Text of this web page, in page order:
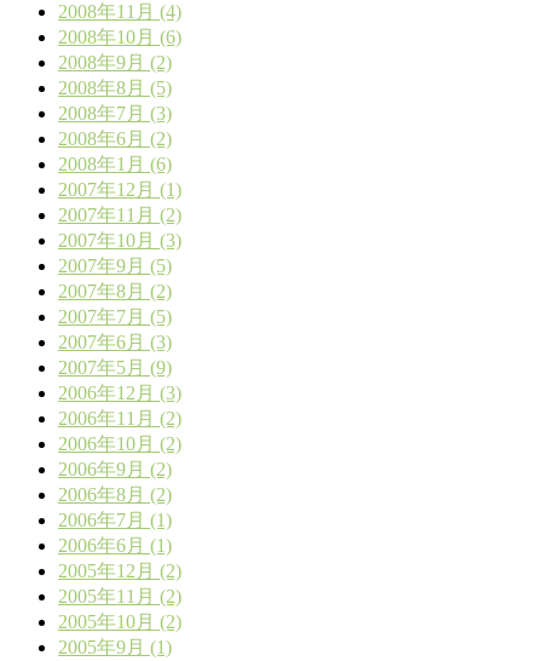
2008年11月 (4)
2008年10月 (6)
2008年9月 (2)
2008年8月 (5)
2008年7月 (3)
2008年6月 (2)
2008年1月 (6)
2007年12月 (1)
2007年11月 (2)
2007年10月 (3)
2007年9月 (5)
2007年8月 (2)
2007年7月 (5)
2007年6月 (3)
2007年5月 (9)
2006年12月 (3)
2006年11月 (2)
2006年10月 (2)
2006年9月 (2)
2006年8月 (2)
2006年7月 (1)
2006年6月 (1)
2005年12月 (2)
2005年11月 (2)
2005年10月 (2)
2005年9月 (1)